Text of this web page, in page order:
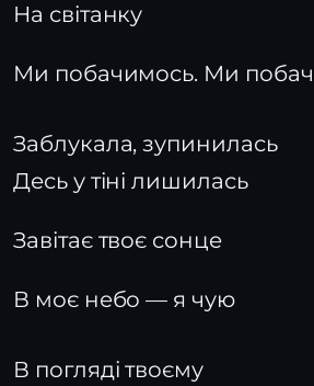
На світанку
Ми побачимось. Ми
Заблукала, зупинилась
Десь у тіні лишилась
Завітає твоє сонце
В моє небо — я чую
В погляді твоєму